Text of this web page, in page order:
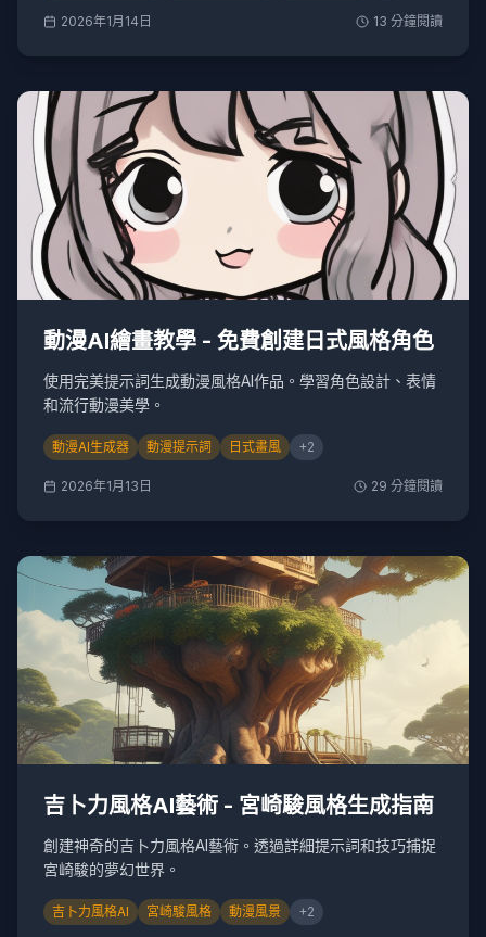
2026年1月14日 13 分鐘閱讀
動漫AI繪畫教學 - 免費創建日式風格角色
使用完美提示詞生成動漫風格AI作品。學習角色設計、表情
和流行動漫美學。
動漫AI生成器 動漫提示詞 日式畫風 +2
2026年1月13日 29 分鐘閱讀
吉卜力風格AI藝術 - 宮崎駿風格生成指南
創建神奇的吉卜力風格AI藝術。透過詳細提示詞和技巧捕捉
宮崎駿的夢幻世界。
吉卜力風格AI 宮崎駿風格 動漫風景 +2